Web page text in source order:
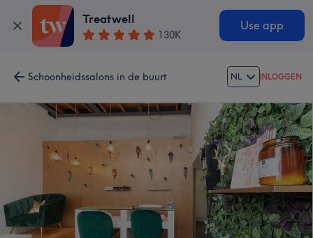
Treatwell
130K
Use app
Schoonheidssalons in de buurt NL INLOGGEN